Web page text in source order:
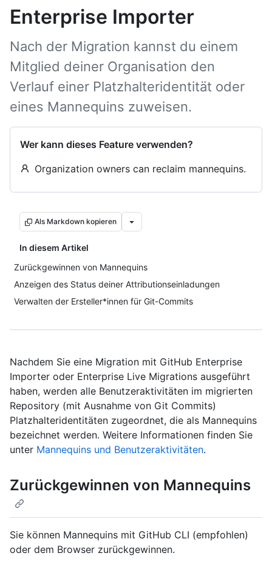
Enterprise Importer
Nach der Migration kannst du einem
Mitglied deiner Organisation den
Verlauf einer Platzhalteridentität oder
eines Mannequins zuweisen.
Wer kann dieses Feature verwenden?
Organization owners can reclaim mannequins.
Als Markdown kopieren
In diesem Artikel
Zurückgewinnen von Mannequins
Anzeigen des Status deiner Attributionseinladungen
Verwalten der Ersteller*innen für Git-Commits
Nachdem Sie eine Migration mit GitHub Enterprise
Importer oder Enterprise Live Migrations ausgeführt
haben, werden alle Benutzeraktivitäten im migrierten
Repository (mit Ausnahme von Git Commits)
Platzhalteridentitäten zugeordnet, die als Mannequins
bezeichnet werden. Weitere Informationen finden Sie
unter Mannequins und Benutzeraktivitäten.
Zurückgewinnen von Mannequins
Sie können Mannequins mit GitHub CLI (empfohlen)
oder dem Browser zurückgewinnen.